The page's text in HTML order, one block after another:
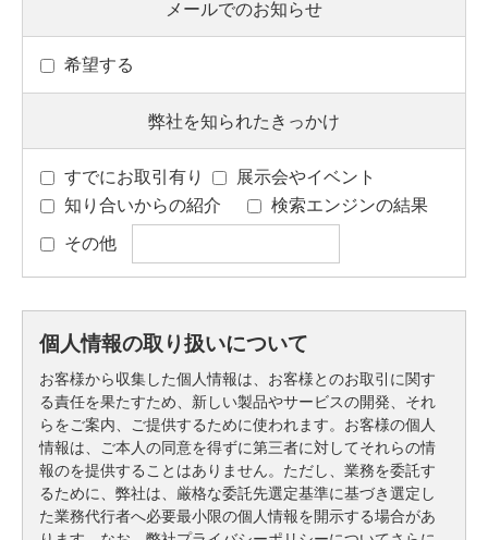
メールでのお知らせ
希望する
弊社を知られたきっかけ
すでにお取引有り
展示会やイベント
知り合いからの紹介
検索エンジンの結果
その他
個人情報の取り扱いについて
お客様から収集した個人情報は、お客様とのお取引に関す
る責任を果たすため、新しい製品やサービスの開発、それ
らをご案内、ご提供するために使われます。お客様の個人
情報は、ご本人の同意を得ずに第三者に対してそれらの情
報のを提供することはありません。ただし、業務を委託す
るために、弊社は、厳格な委託先選定基準に基づき選定し
た業務代行者へ必要最小限の個人情報を開示する場合があ